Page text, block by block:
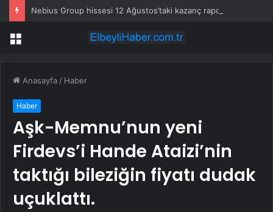
Menü
Anasayfa / Haber
Haber
Aşk-Memnu’nun yeni
Firdevs’i Hande Ataizi’nin
taktığı bileziğin fiyatı dudak
uçuklattı.